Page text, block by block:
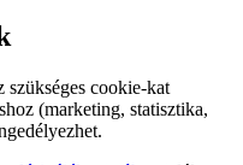
szükséges cookie-kat
(marketing, statisztika,